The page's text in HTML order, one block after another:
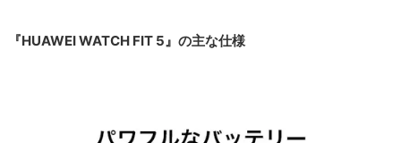
『HUAWEI WATCH FIT 5』の主な仕様